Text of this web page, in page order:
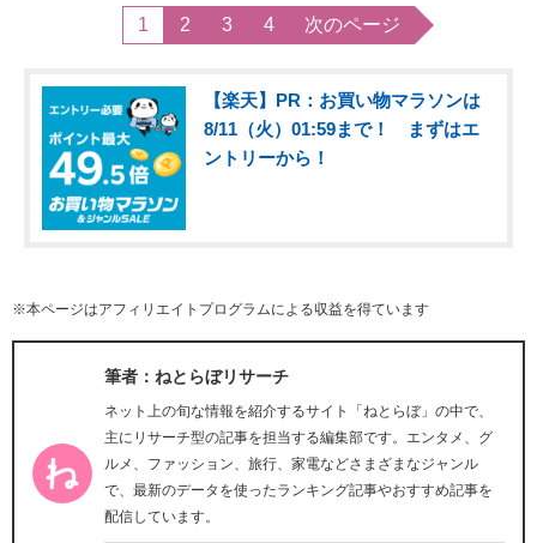
1 2 3 4 次のページ
【楽天】PR：お買い物マラソンは
8/11（火）01:59まで！ まずはエ
ントリーから！
※本ページはアフィリエイトプログラムによる収益を得ています
筆者：ねとらぼリサーチ
ネット上の旬な情報を紹介するサイト「ねとらぼ」の中で、
主にリサーチ型の記事を担当する編集部です。エンタメ、グ
ルメ、ファッション、旅行、家電などさまざまなジャンル
で、最新のデータを使ったランキング記事やおすすめ記事を
配信しています。